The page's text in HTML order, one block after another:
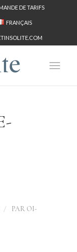
DE TARIFS
FRANÇAIS
/ PAR OI-